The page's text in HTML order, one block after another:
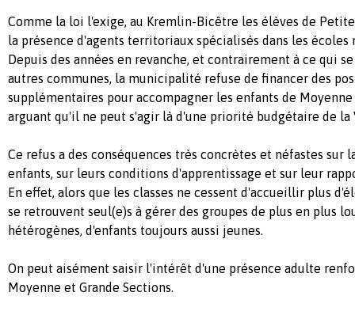
Comme la loi l'exige, au Kremlin-Bicêtre les élèves de
la présence d'agents territoriaux spécialisés dans les écoles
Depuis des années en revanche, et contrairement à ce qui
autres communes, la municipalité refuse de financer des
supplémentaires pour accompagner les enfants de Moyenne
arguant qu'il ne peut s'agir là d'une priorité budgétaire de la
Ce refus a des conséquences très concrètes et néfastes sur
enfants, sur leurs conditions d'apprentissage et sur leur
En effet, alors que les classes ne cessent d'accueillir plus
se retrouvent seul(e)s à gérer des groupes de plus en plus
hétérogènes, d'enfants toujours aussi jeunes.
On peut aisément saisir l'intérêt d'une présence adulte
Moyenne et Grande Sections.